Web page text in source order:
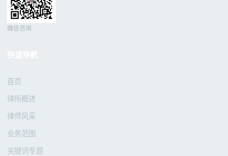
微信咨询
首页
律所概述
律师风采
业务范围
关键词专题